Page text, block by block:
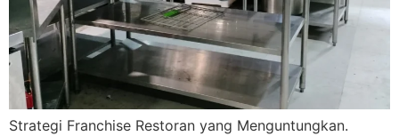
Strategi Franchise Restoran yang Menguntungkan.